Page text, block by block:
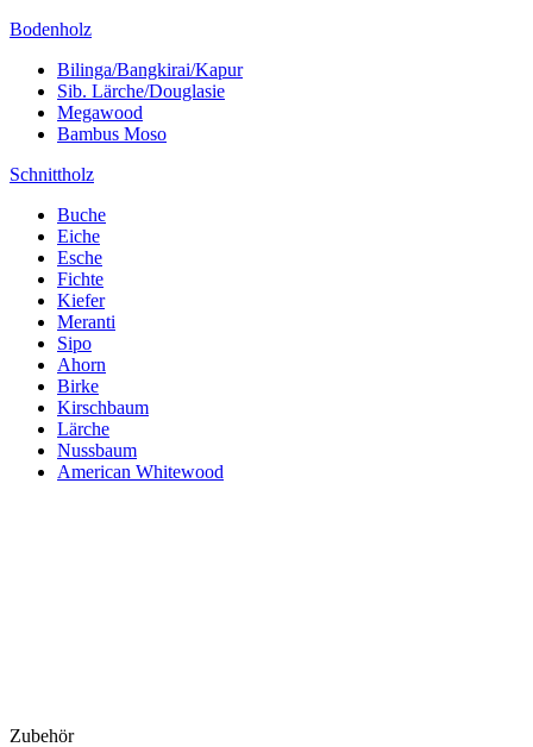
Bodenholz
Bilinga/Bangkirai/Kapur
Sib. Lärche/Douglasie
Megawood
Bambus Moso
Schnittholz
Buche
Eiche
Esche
Fichte
Kiefer
Meranti
Sipo
Ahorn
Birke
Kirschbaum
Lärche
Nussbaum
American Whitewood
Zubehör